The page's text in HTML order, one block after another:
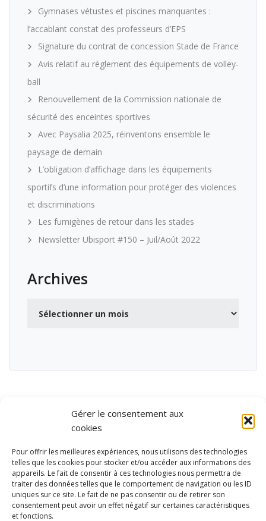
Gérer le consentement aux
cookies
Pour offrir les meilleures expériences, nous utilisons des technologies
telles que les cookies pour stocker et/ou accéder aux informations des
appareils. Le fait de consentir à ces technologies nous permettra de
traiter des données telles que le comportement de navigation ou les ID
uniques sur ce site. Le fait de ne pas consentir ou de retirer son
consentement peut avoir un effet négatif sur certaines caractéristiques
et fonctions.
Gymnases vétustes et piscines manquantes :
l’accablant constat des professeurs d’EPS
Signature du contrat de concession Stade de France
Avis relatif au règlement des équipements de volley-
ball
Renouvellement de la Commission nationale de
sécurité des enceintes sportives
Avec Paysalia 2025, réinventons ensemble le
paysage de demain
L’obligation d’affichage dans les équipements
sportifs d’une information pour protéger des violences
et discriminations
Les fumigènes de retour dans les stades
Newsletter Ubisport #150 – Juil/Août 2022
Archives